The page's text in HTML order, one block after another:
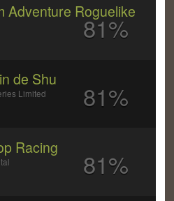
Adventure Roguelike
81%
de Shu
Limited 81%
Racing
81%